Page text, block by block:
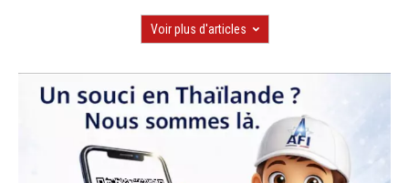
Voir plus d'articles